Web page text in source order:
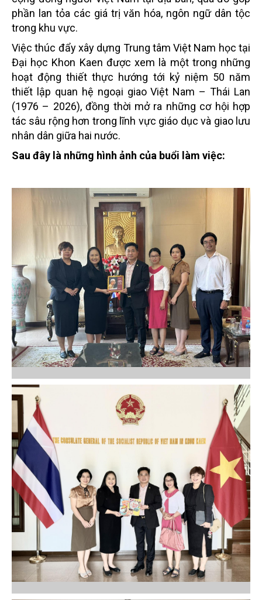
phần lan tỏa các giá trị văn hóa, ngôn ngữ dân tộc
trong khu vực.
Việc thúc đẩy xây dựng Trung tâm Việt Nam học tại
Đại học Khon Kaen được xem là một trong những
hoạt động thiết thực hướng tới kỷ niệm 50 năm
thiết lập quan hệ ngoại giao Việt Nam – Thái Lan
(1976 – 2026), đồng thời mở ra những cơ hội hợp
tác sâu rộng hơn trong lĩnh vực giáo dục và giao lưu
nhân dân giữa hai nước.
Sau đây là những hình ảnh của buổi làm việc: